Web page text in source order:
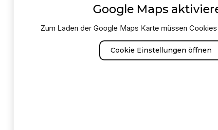
Google Maps
Zum Laden der Google Maps Karte müssen
Cookie Einstellungen öffnen